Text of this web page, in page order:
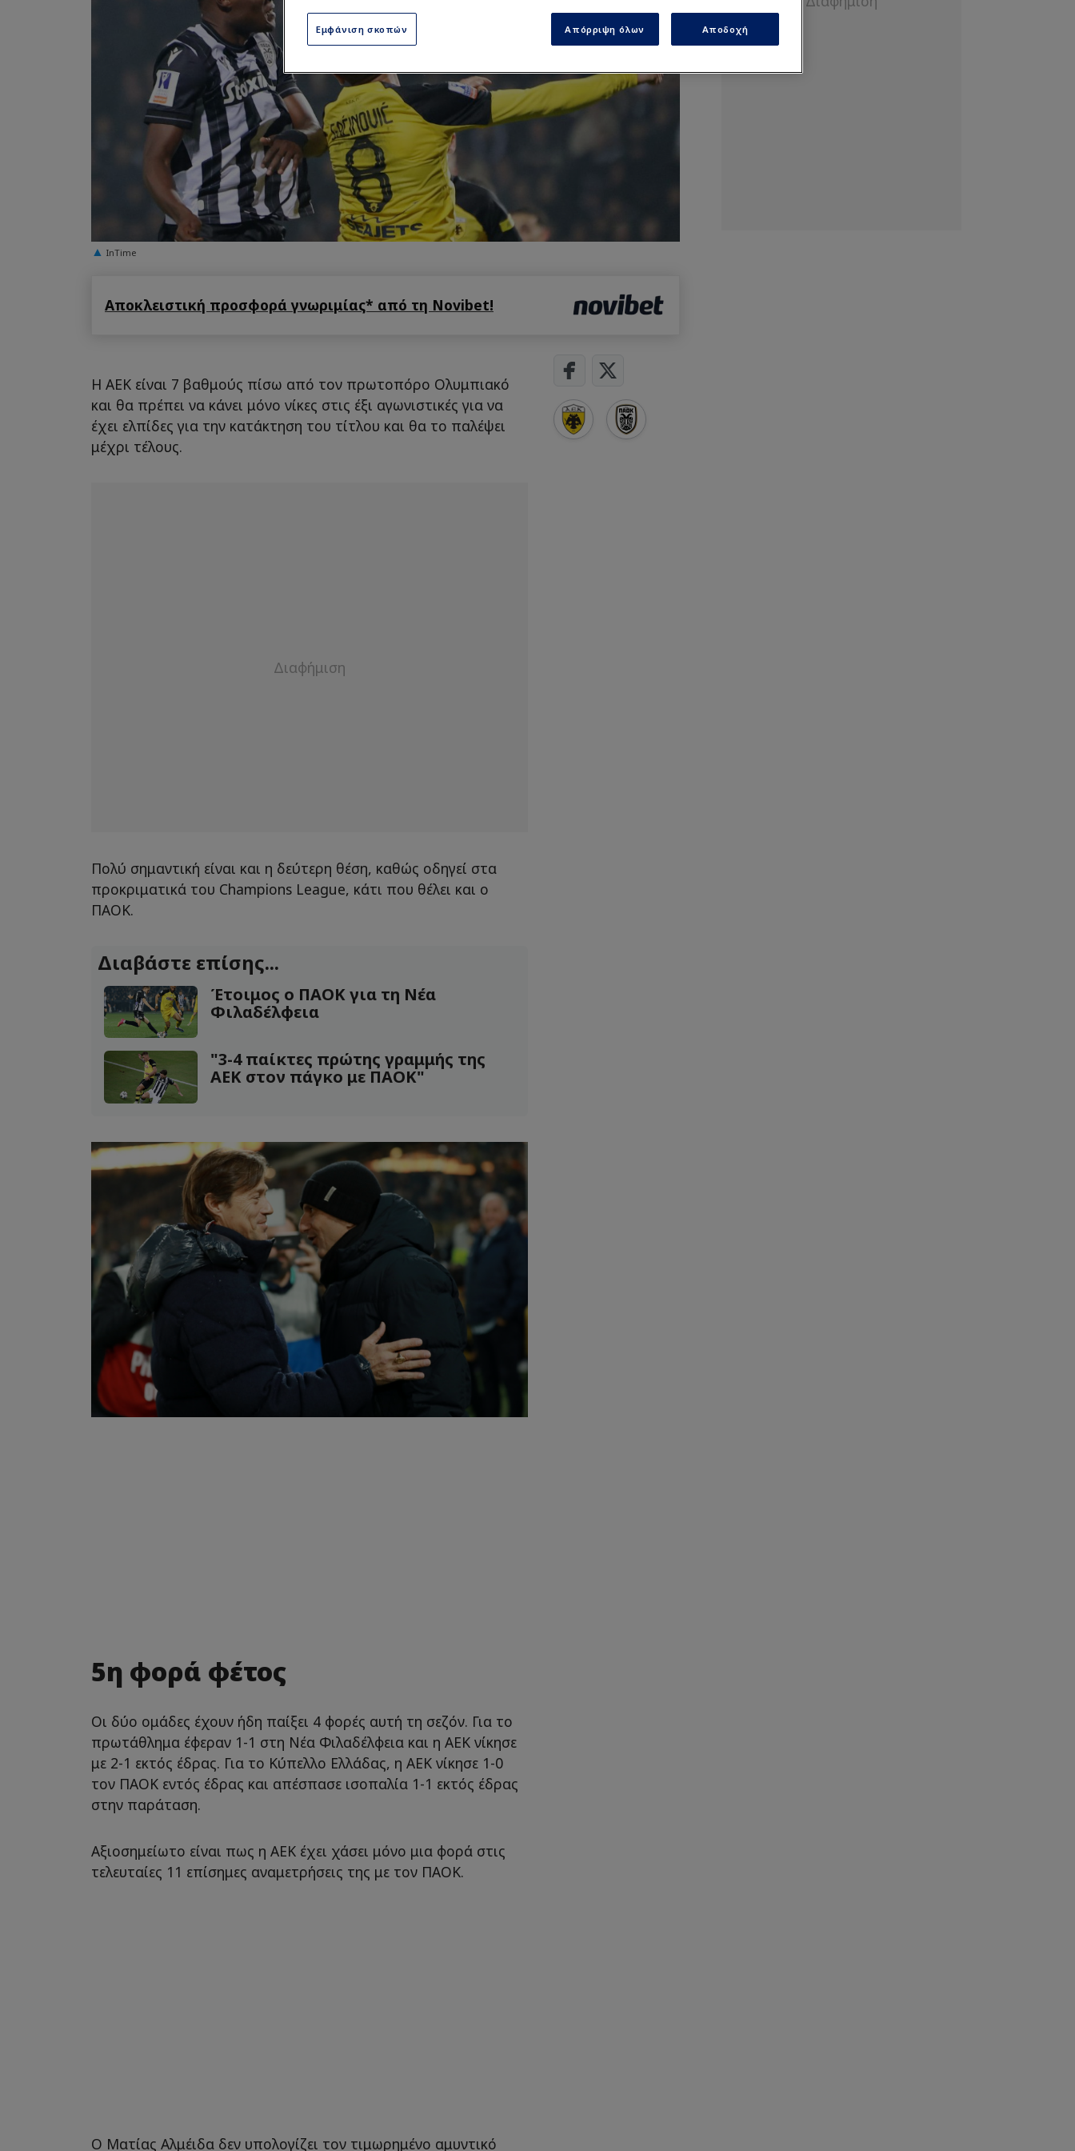
InTime
Αποκλειστική προσφορά γνωριμίας* από τη Novibet!
H AEK είναι 7 βαθμούς πίσω από τον πρωτοπόρο Ολυμπιακό
και θα πρέπει να κάνει μόνο νίκες στις έξι αγωνιστικές για να
έχει ελπίδες για την κατάκτηση του τίτλου και θα το παλέψει
μέχρι τέλους.
Πολύ σημαντική είναι και η δεύτερη θέση, καθώς οδηγεί στα
προκριματικά του Champions League, κάτι που θέλει και ο
ΠΑΟΚ.
Διαβάστε επίσης...
Έτοιμος ο ΠΑΟΚ για τη Νέα
Φιλαδέλφεια
"3-4 παίκτες πρώτης γραμμής της
ΑΕΚ στον πάγκο με ΠΑΟΚ"
5η φορά φέτος
Οι δύο ομάδες έχουν ήδη παίξει 4 φορές αυτή τη σεζόν. Για το
πρωτάθλημα έφεραν 1-1 στη Νέα Φιλαδέλφεια και η ΑΕΚ νίκησε
με 2-1 εκτός έδρας. Για το Κύπελλο Ελλάδας, η ΑΕΚ νίκησε 1-0
τον ΠΑΟΚ εντός έδρας και απέσπασε ισοπαλία 1-1 εκτός έδρας
στην παράταση.
Αξιοσημείωτο είναι πως η ΑΕΚ έχει χάσει μόνο μια φορά στις
τελευταίες 11 επίσημες αναμετρήσεις της με τον ΠΑΟΚ.
Ο Ματίας Αλμέιδα δεν υπολογίζει τον τιμωρημένο αμυντικό
Εμφάνιση σκοπών Απόρριψη όλων Αποδοχή